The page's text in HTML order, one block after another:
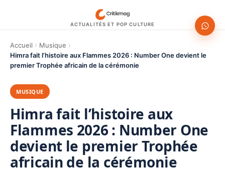
ACTUALITÉS ET POP CULTURE
Accueil
Musique
Himra fait l’histoire aux Flammes 2026 : Number One devient le
premier Trophée africain de la cérémonie
MUSIQUE
Himra fait l’histoire aux
Flammes 2026 : Number One
devient le premier Trophée
africain de la cérémonie